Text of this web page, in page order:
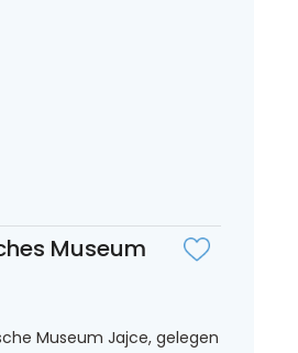
Museum
Museum Jajce, gelegen